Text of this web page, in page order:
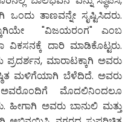
ತಾಣವನ್ನೇ ಸೃಷ್ಟಿಸಿದರು.
"ವಿಜಯರಂಗ" ಎಂಬ
ದಾರಿ ಮಾಡಿಕೊಟ್ಟರು.
ಮಾರಾಟಕ್ಕಾಗಿ ಅವರು
ಮಳಿಗೆಯಾಗಿ ಬೆಳೆದಿದೆ. ಅವರು
ಮೊದಲಿನಿಂದಲೂ
ಅವರು ಬಾನುಲಿ ಮತ್ತು